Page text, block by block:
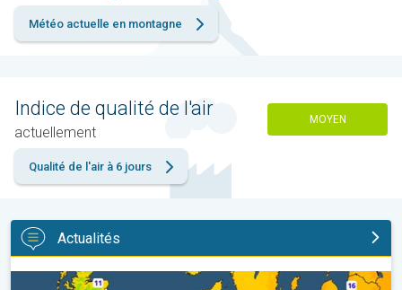
Météo actuelle en montagne
Indice de qualité de l'air
actuellement
MOYEN
Qualité de l'air à 6 jours
Actualités
Des nuits plus fraîches en perspective. Europe occidentale. . .